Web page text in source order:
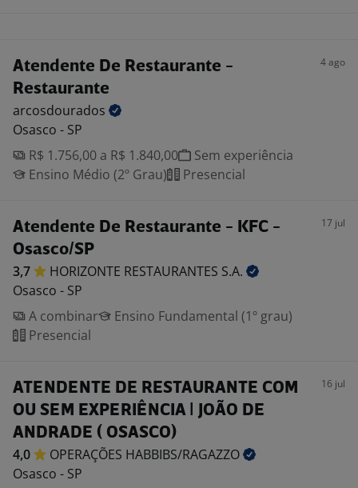
Atendente De Restaurante -
Restaurante
4 ago
arcosdourados
Osasco - SP
R$ 1.756,00 a R$ 1.840,00
Sem experiência
Ensino Médio (2º Grau)
Presencial
Atendente De Restaurante - KFC -
Osasco/SP
17 jul
3,7 HORIZONTE RESTAURANTES S.A.
Osasco - SP
A combinar
Ensino Fundamental (1º grau)
Presencial
ATENDENTE DE RESTAURANTE COM
OU SEM EXPERIÊNCIA | JOÃO DE
ANDRADE ( OSASCO)
16 jul
4,0 OPERAÇÕES HABBIBS/RAGAZZO
Osasco - SP